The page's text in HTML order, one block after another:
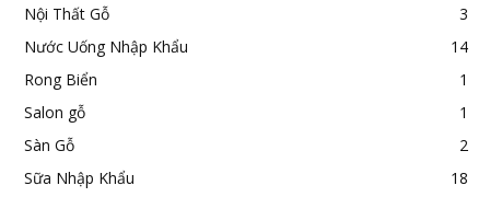
Nội Thất Gỗ
3
Nước Uống Nhập Khẩu
14
Rong Biển
1
Salon gỗ
1
Sàn Gỗ
2
Sữa Nhập Khẩu
18